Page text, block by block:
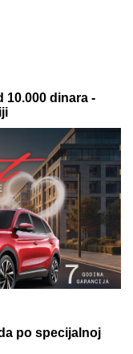
KROVOM
Oni su